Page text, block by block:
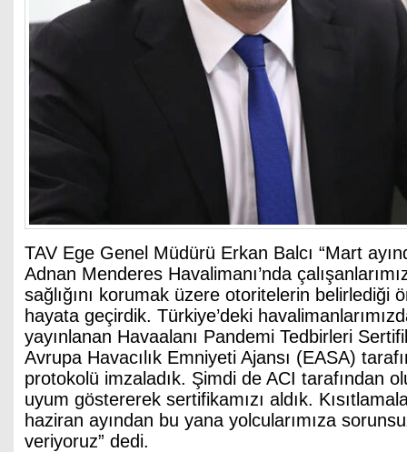
TAV Ege Genel Müdürü Erkan Balcı “Mart
Adnan Menderes Havalimanı’nda
sağlığını korumak üzere otoritelerin belirlediği
hayata geçirdik. Türkiye’deki
yayınlanan Havaalanı Pandemi Tedbirleri
Avrupa Havacılık Emniyeti Ajansı (EASA)
protokolü imzaladık. Şimdi de ACI tarafından
uyum göstererek sertifikamızı aldık.
haziran ayından bu yana yolcularımıza
veriyoruz” dedi.